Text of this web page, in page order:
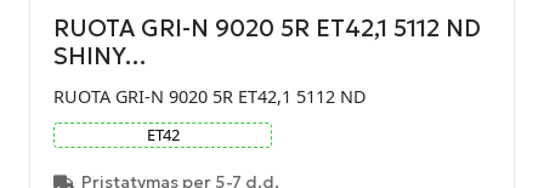
RUOTA GRI-N 9020 5R ET42,1 5112 ND
SHINY…
RUOTA GRI-N 9020 5R ET42,1 5112 ND
ET42
Pristatymas per 5-7 d.d.